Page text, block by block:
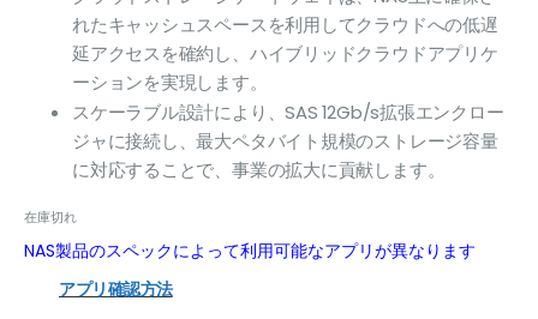
れたキャッシュスペースを利用してクラウドへの低遅
延アクセスを確約し、ハイブリッドクラウドアプリケ
ーションを実現します。
スケーラブル設計により、SAS 12Gb/s拡張エンクロー
ジャに接続し、最大ペタバイト規模のストレージ容量
に対応することで、事業の拡大に貢献します。
在庫切れ
NAS製品のスペックによって利用可能なアプリが異なります
アプリ確認方法